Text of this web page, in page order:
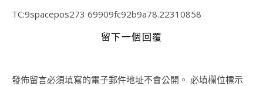
TC:9spacepos273 69909fc92b9a78.22310858
留下一個回覆
發佈留言必須填寫的電子郵件地址不會公開。 必填欄位標示